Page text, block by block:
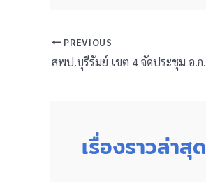
PREVIOUS
เรื่องราวล่าสุด